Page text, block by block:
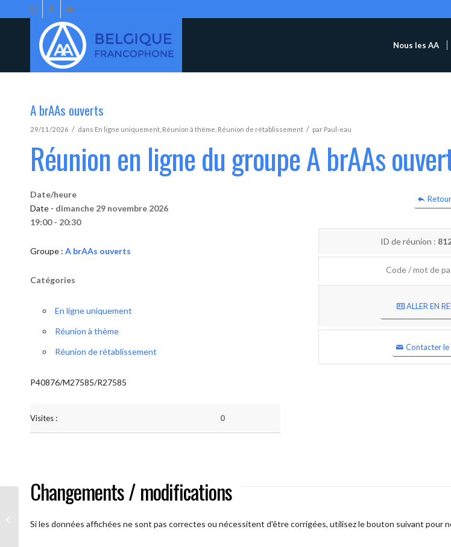
Nous les AA
A brAAs ouverts
29/11/2026 / dans En ligne uniquement Réunion à thème Réunion de rétablissement / par Paul-eau
Réunion en ligne du groupe A brAAs
Date/heure
Date - dimanche 29 novembre 2026
19:00 - 20:30
Groupe : A brAAs ouverts
Catégories
En ligne uniquement
Réunion à thème
Réunion de rétablissement
P40876/M27585/R27585
Visites : 0
ID de réunion :
Code / mot de
ALLER EN
Contacter
Changements / modifications
Si les données affichées ne sont pas correctes ou nécessitent d'être corrigées, utilisez le bouton suivant pour